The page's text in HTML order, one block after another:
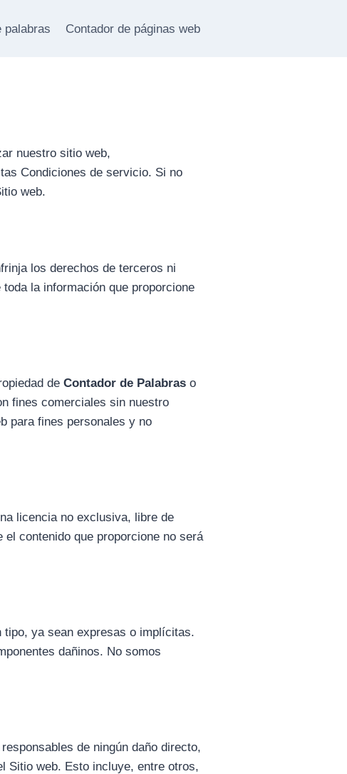
palabras Contador de páginas web
nuestro sitio web,
Condiciones de servicio. Si no
web.
los derechos de terceros ni
la información que proporcione
de Contador de Palabras o
fines comerciales sin nuestro
para fines personales y no
licencia no exclusiva, libre de
contenido que proporcione no será
ya sean expresas o implícitas.
dañinos. No somos
de ningún daño directo,
Sitio web. Esto incluye, entre otros,